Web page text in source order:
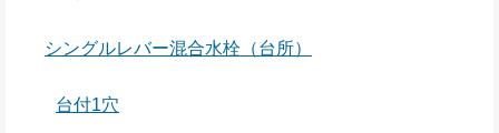
シングルレバー混合水栓（台所）
台付1穴